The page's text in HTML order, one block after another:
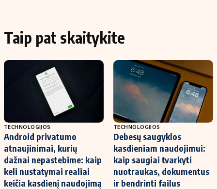
Taip pat skaitykite
TECHNOLOGIJOS
Android privatumo
atnaujinimai, kurių
dažnai nepastebime: kaip
keli nustatymai realiai
keičia kasdienį naudojimą
TECHNOLOGIJOS
Debesų saugyklos
kasdieniam naudojimui:
kaip saugiai tvarkyti
nuotraukas, dokumentus
ir bendrinti failus